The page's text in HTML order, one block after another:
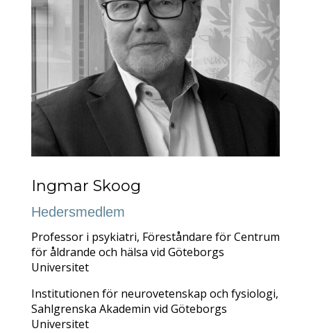
Ingmar Skoog
Hedersmedlem
Professor i psykiatri, Föreståndare för Centrum
för åldrande och hälsa vid Göteborgs
Universitet
Institutionen för neurovetenskap och fysiologi,
Sahlgrenska Akademin vid Göteborgs
Universitet